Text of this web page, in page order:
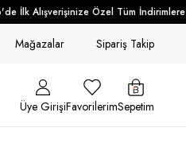
İlk Alışverişinize Özel Tüm İndirimlere
Mağazalar Sipariş Takip
Üye GirişiFavorilerimSepetim